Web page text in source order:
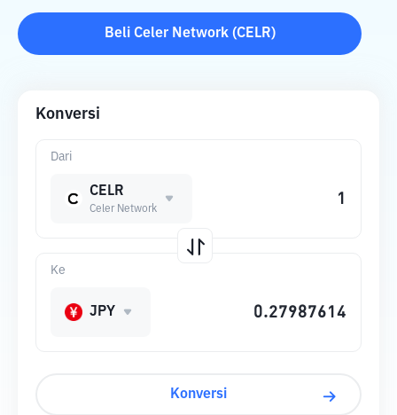
Beli Celer Network(CELR)
Konversi
Dari
CELR
Celer Network
Ke
JPY
Konversi